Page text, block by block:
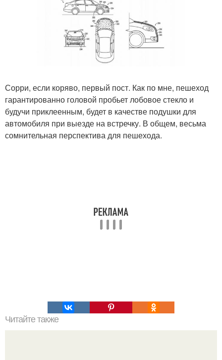
Сорри, если коряво, первый пост. Как по мне, пешеход
гарантированно головой пробьет лобовое стекло и
будучи приклеенным, будет в качестве подушки для
автомобиля при выезде на встречку. В общем, весьма
сомнительная перспектива для пешехода.
Читайте также